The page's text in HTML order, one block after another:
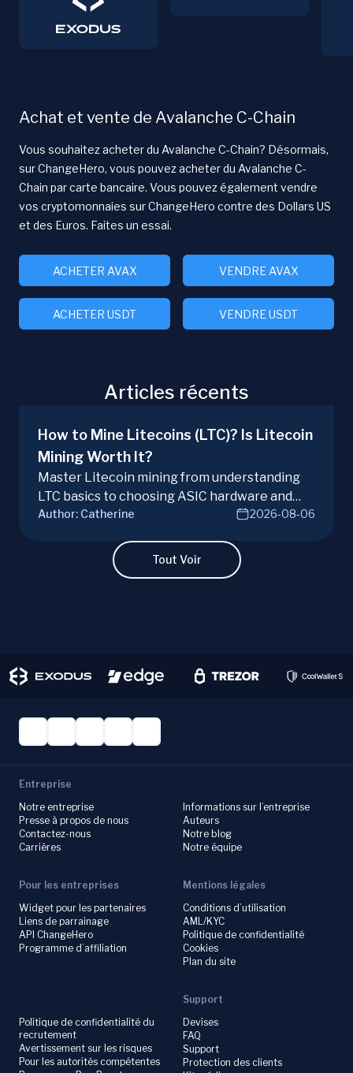
Achat et vente de Avalanche C-Chain
Vous souhaitez acheter du Avalanche C-Chain? Désormais,
sur ChangeHero, vous pouvez acheter du Avalanche C-
Chain par carte bancaire. Vous pouvez également vendre
vos cryptomonnaies sur ChangeHero contre des Dollars US
et des Euros. Faites un essai.
ACHETER AVAX VENDRE AVAX
ACHETER USDT VENDRE USDT
Articles récents
How to Mine Litecoins (LTC)? Is Litecoin
Mining Worth It?
Master Litecoin mining from understanding
LTC basics to choosing ASIC hardware and
joining mining pools. Optimize your Litecoin
Author: Catherine 2026-08-06
Tout Voir
Entreprise
Notre entreprise
Presse à propos de nous
Contactez-nous
Carrières
Informations sur l’entreprise
Auteurs
Notre blog
Notre équipe
Pour les entreprises
Widget pour les partenaires
Liens de parrainage
API ChangeHero
Programme d’affiliation
Mentions légales
Conditions d’utilisation
AML/KYC
Politique de confidentialité
Cookies
Plan du site
Politique de confidentialité du
recrutement
Avertissement sur les risques
Pour les autorités compétentes
Support
Devises
FAQ
Support
Protection des clients